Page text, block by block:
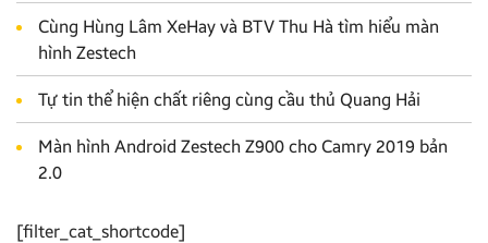
Cùng Hùng Lâm XeHay và BTV Thu Hà tìm hiểu màn
hình Zestech
Tự tin thể hiện chất riêng cùng cầu thủ Quang Hải
Màn hình Android Zestech Z900 cho Camry 2019 bản
2.0
[filter_cat_shortcode]